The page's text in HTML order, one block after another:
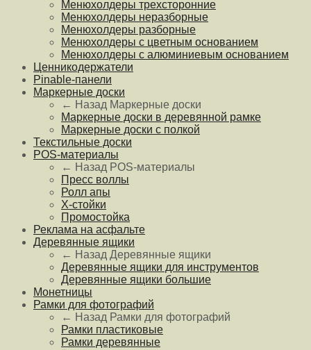
Менюхолдеры трехсторонние
Менюхолдеры неразборные
Менюхолдеры разборные
Менюхолдеры с цветным основанием
Менюхолдеры с алюминиевым основанием
Ценникодержатели
Pinable-панели
Маркерные доски
← Назад Маркерные доски
Маркерные доски в деревянной рамке
Маркерные доски с полкой
Текстильные доски
POS-материалы
← Назад POS-материалы
Пресс воллы
Ролл апы
Х-стойки
Промостойка
Реклама на асфальте
Деревянные ящики
← Назад Деревянные ящики
Деревянные ящики для инструментов
Деревянные ящики большие
Монетницы
Рамки для фотографий
← Назад Рамки для фотографий
Рамки пластиковые
Рамки деревянные